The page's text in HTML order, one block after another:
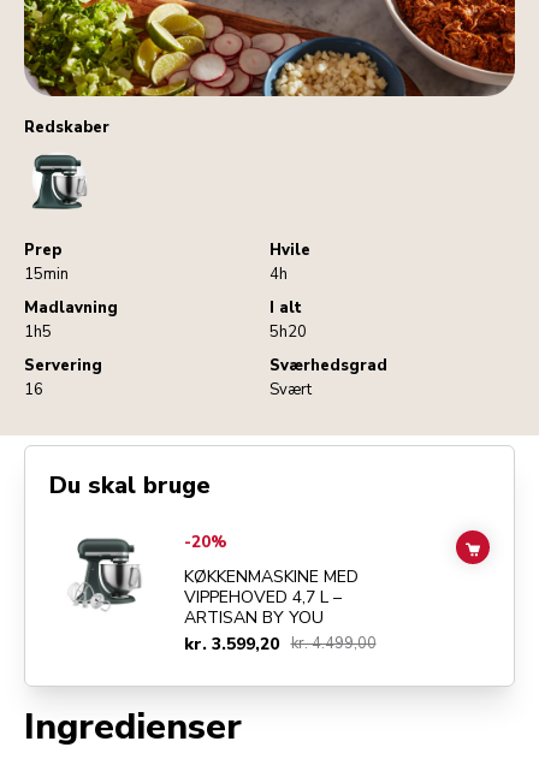
Redskaber
StandMixer
Prep
15min
Hvile
4h
Madlavning
1h5
I alt
5h20
Servering
16
Sværhedsgrad
Svært
Ingredienser
Du skal bruge
Go toKØKKENMASKINE MED VIPPEHOVED 4,7 L – ARTISAN BY YOU
-20%
KØKKENMASKINE MED
VIPPEHOVED 4,7 L –
ARTISAN BY YOU
kr. 3.599,20 kr. 4.499,00
ADD